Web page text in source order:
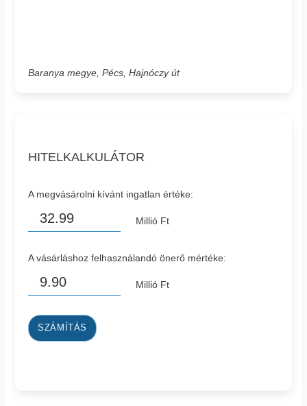
Baranya megye, Pécs, Hajnóczy út
HITELKALKULÁTOR
A megvásárolni kívánt ingatlan értéke:
Millió Ft
A vásárláshoz felhasználandó önerő mértéke:
Millió Ft
SZÁMÍTÁS